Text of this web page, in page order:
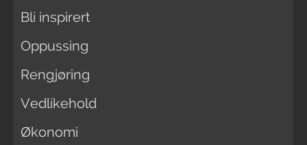
Bli inspirert
Oppussing
Rengjøring
Vedlikehold
Økonomi